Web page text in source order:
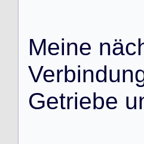
Meine näc
Verbindun
Getriebe u